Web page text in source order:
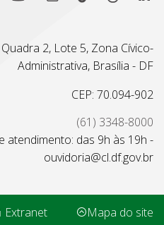
2, Lote 5, Zona Cívico-
Administrativa, Brasília - DF
CEP: 70.094-902
(61) 3348-8000
atendimento: das 9h às 19h -
ouvidoria@cl.df.gov.br
Extranet Mapa do site